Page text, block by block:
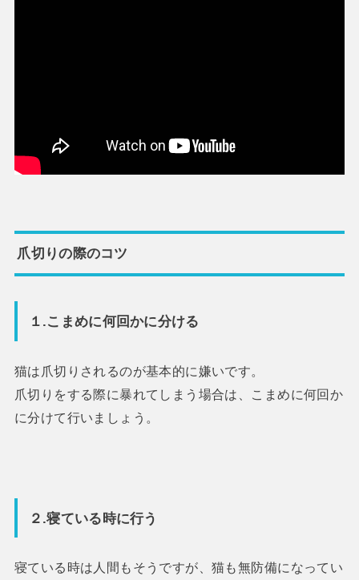
爪切りの際のコツ
１.こまめに何回かに分ける
猫は爪切りされるのが基本的に嫌いです。
爪切りをする際に暴れてしまう場合は、こまめに何回か
に分けて行いましょう。
２.寝ている時に行う
寝ている時は人間もそうですが、猫も無防備になってい